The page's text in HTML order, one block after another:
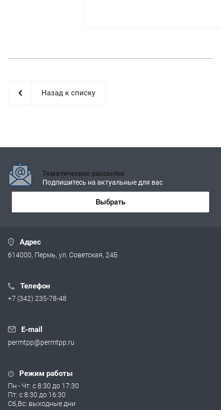
Назад к списку
Тематические рассылки
Подпишитесь на актуальные для вас
Выбрать
Адрес
614000, Пермь, ул. Советская, 24Б
Телефон
+7 (342) 235-78-48
E-mail
permtpp@permtpp.ru
Режим работы
Пн - Чт: с 8:30 до 17:30
Пт: с 8:30 до 16:30
Сб,Вс: выходные дни